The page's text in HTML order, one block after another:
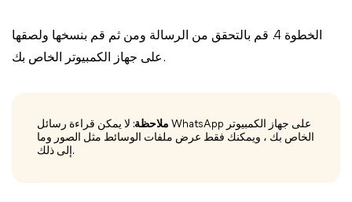
الخطوة 4. قم بالتحقق من الرسالة ومن ثم قم بنسخها ولصقها
على جهاز الكمبيوتر الخاص بك.
ملاحظة: لا يمكن قراءة رسائل WhatsApp على جهاز الكمبيوتر
الخاص بك ، ويمكنك فقط عرض ملفات الوسائط مثل الصور وما
إلى ذلك.